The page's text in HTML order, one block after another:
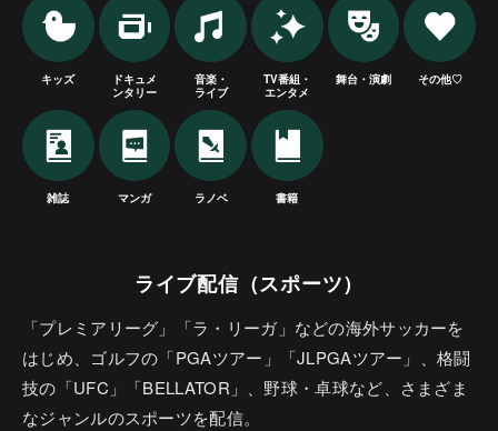
キッズ
ドキュメ
ンタリー
音楽・
ライブ
TV番組・
エンタメ
舞台・演劇 その他♡
雑誌 マンガ ラノベ 書籍
ライブ配信（スポーツ）
「プレミアリーグ」「ラ・リーガ」などの海外サッカーを
はじめ、ゴルフの「PGAツアー」「JLPGAツアー」、格闘
技の「UFC」「BELLATOR」、野球・卓球など、さまざま
なジャンルのスポーツを配信。